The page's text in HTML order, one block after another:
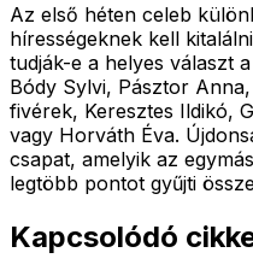
Az első héten celeb
hírességeknek kell
tudják-e a helyes választ
Bódy Sylvi, Pásztor
fivérek, Keresztes Ildikó,
vagy Horváth Éva.
csapat, amelyik az
legtöbb pontot gyűjti
Kapcsolódó